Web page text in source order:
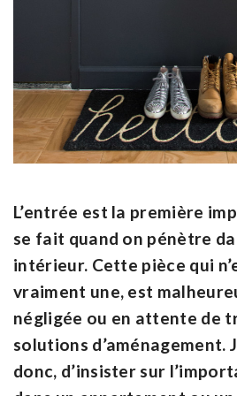
L’entrée est la première
se fait quand on pénètre
intérieur. Cette pièce qui
vraiment une, est
négligée ou en attente de
solutions d’aménagement.
donc, d’insister sur